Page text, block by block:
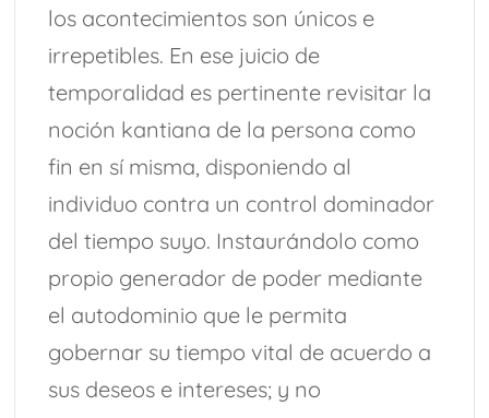
los acontecimientos son únicos e
irrepetibles. En ese juicio de
temporalidad es pertinente revisitar la
noción kantiana de la persona como
fin en sí misma, disponiendo al
individuo contra un control dominador
del tiempo suyo. Instaurándolo como
propio generador de poder mediante
el autodominio que le permita
gobernar su tiempo vital de acuerdo a
sus deseos e intereses; y no